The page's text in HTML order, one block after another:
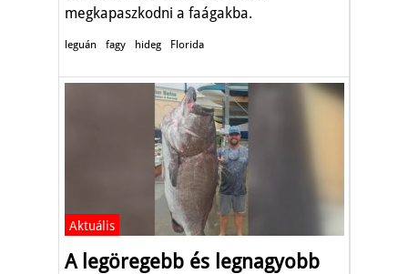
megkapaszkodni a faágakba.
leguán fagy hideg Florida
Aktuális
A legöregebb és legnagyobb